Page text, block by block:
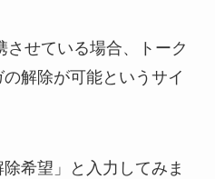
させている場合、トーク
解除が可能というサイ
希望」と入力してみま